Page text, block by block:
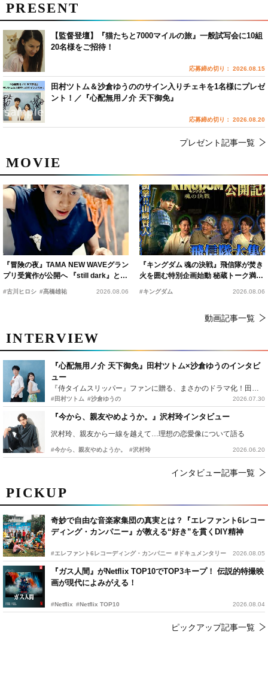
PICKUP
奇妙で自由な音楽家集団の真実とは？『エレファント6レコー
ディング・カンパニー』が教える“好き”を貫くDIY精神
#エレファント6レコーディング・カンパニー #ドキュメンタリー 2026.08.05
『ガス人間』がNetflix TOP10でTOP3キープ！ 伝説的特撮映
画が現代によみがえる！
#Netflix #Netflix TOP10 2026.08.04
ピックアップ記事一覧
MOVIE
『冒険の夜』TAMA NEW WAVEグラン
プリ受賞作が公開へ 『still dark』と同
時上映決定
#古川ヒロシ #髙橋雄祐 2026.08.06
『キングダム 魂の決戦』飛信隊が焚き
火を囲む特別企画始動 秘蔵トーク満載
の“キングダムキャンプ”開催
#キングダム 2026.08.06
動画記事一覧
INTERVIEW
『心配無用ノ介 天下御免』田村ツトム×沙倉ゆうのインタビ
ュー
『侍タイムスリッパー』ファンに贈る、まさかのドラマ化！田村ツトム×沙倉ゆうのが語る『心配無用ノ介』撮影秘話
#田村ツトム #沙倉ゆうの 2026.07.30
『今から、親友やめようか。』沢村玲インタビュー
沢村玲、親友から一線を越えて…理想の恋愛像について語る
#今から、親友やめようか。 #沢村玲 2026.06.20
インタビュー記事一覧
PRESENT
【監督登壇】『猫たちと7000マイルの旅』一般試写会に10組
20名様をご招待！
応募締め切り： 2026.08.15
田村ツトム＆沙倉ゆうののサイン入りチェキを1名様にプレゼ
ント！／『心配無用ノ介 天下御免』
応募締め切り： 2026.08.20
プレゼント記事一覧